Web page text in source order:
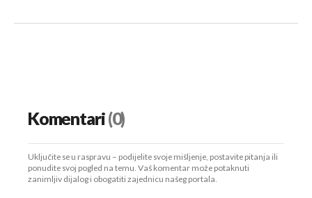
Komentari(0)
Uključite se u raspravu – podijelite svoje mišljenje, postavite pitanja ili
ponudite svoj pogled na temu. Vaš komentar može potaknuti
zanimljiv dijalog i obogatiti zajednicu našeg portala.